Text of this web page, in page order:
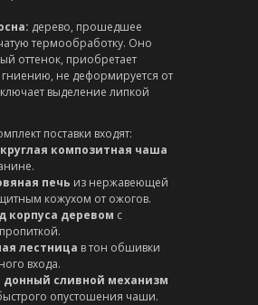
дерево, прошедшее
термообработку. Оно
оттенок, приобретает
гниению, не деформируется от
выделение липкой
поставки входят:
композитная чаша
печь из нержавеющей
кожухом от ожогов.
корпуса деревом с
лестница в тон обшивки
входа.
сливной механизм
опустошения чаши.